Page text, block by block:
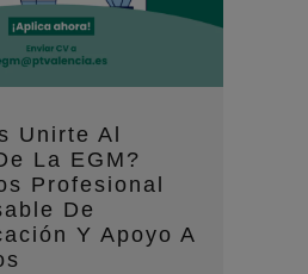
Unirte Al
La EGM?
Profesional
De
Y Apoyo A